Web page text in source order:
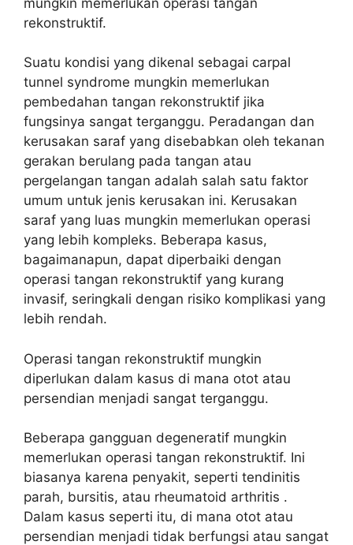
rekonstruktif.
Suatu kondisi yang dikenal sebagai carpal
tunnel syndrome mungkin memerlukan
pembedahan tangan rekonstruktif jika
fungsinya sangat terganggu. Peradangan dan
kerusakan saraf yang disebabkan oleh tekanan
gerakan berulang pada tangan atau
pergelangan tangan adalah salah satu faktor
umum untuk jenis kerusakan ini. Kerusakan
saraf yang luas mungkin memerlukan operasi
yang lebih kompleks. Beberapa kasus,
bagaimanapun, dapat diperbaiki dengan
operasi tangan rekonstruktif yang kurang
invasif, seringkali dengan risiko komplikasi yang
lebih rendah.
Operasi tangan rekonstruktif mungkin
diperlukan dalam kasus di mana otot atau
persendian menjadi sangat terganggu.
Beberapa gangguan degeneratif mungkin
memerlukan operasi tangan rekonstruktif. Ini
biasanya karena penyakit, seperti tendinitis
parah, bursitis, atau rheumatoid arthritis .
Dalam kasus seperti itu, di mana otot atau
persendian menjadi tidak berfungsi atau sangat